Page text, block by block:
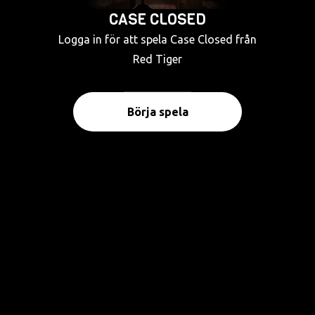
CASE CLOSED
Logga in för att spela Case Closed från
Red Tiger
Börja spela